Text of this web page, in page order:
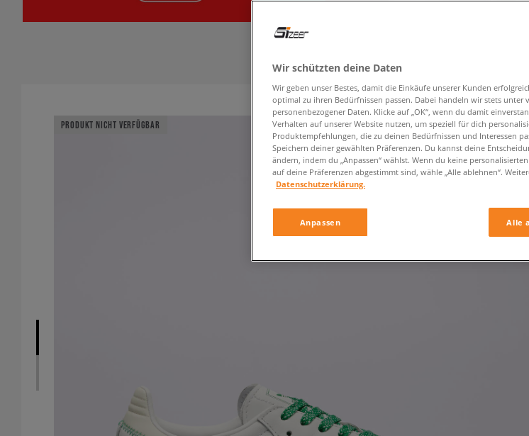
PRODUKT NICHT VERFÜGBAR
Wir schützten deine Daten
Wir geben unser Bestes, damit die Einkäufe unserer Kunden
optimal zu ihren Bedürfnissen passen. Dabei handeln wir stets unter
personenbezogener Daten. Klicke auf „OK“, wenn du damit
Verhalten auf unserer Website nutzen, um speziell für dich
Produktempfehlungen, die zu deinen Bedürfnissen und Interessen
Speichern deiner gewählten Präferenzen. Du kannst deine
ändern, indem du „Anpassen“ wählst. Wenn du keine
auf deine Präferenzen abgestimmt sind, wähle „Alle ablehnen“.
Datenschutzerklärung.
Anpassen Alle